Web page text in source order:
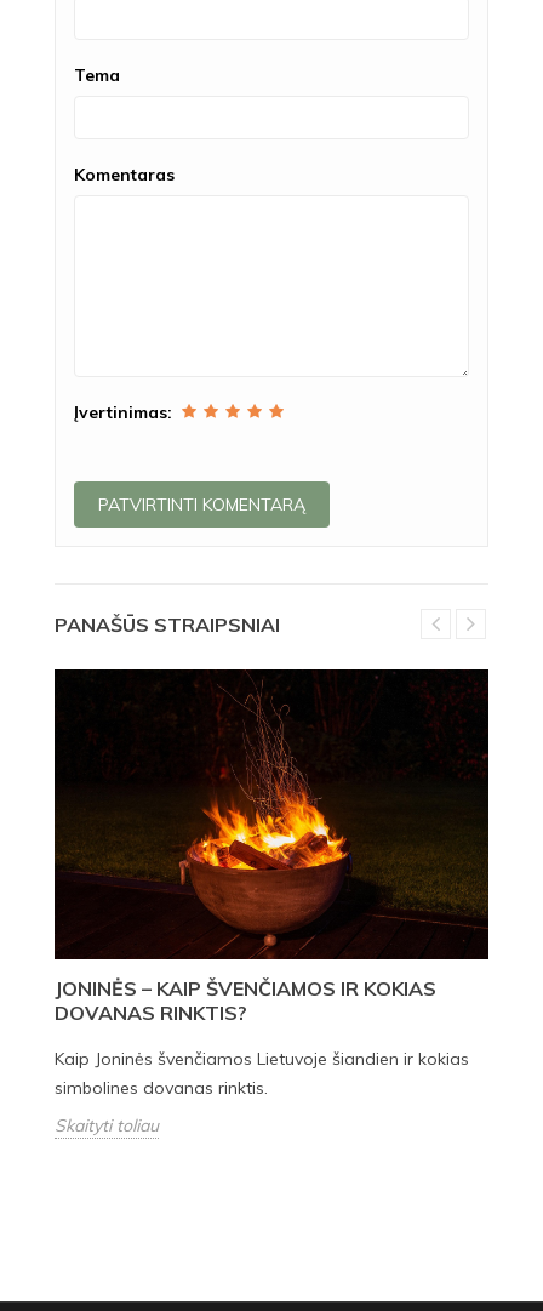
Tema
Komentaras
Įvertinimas:
PANAŠŪS STRAIPSNIAI
JONINĖS – KAIP ŠVENČIAMOS IR KOKIAS
DOVANAS RINKTIS?
Kaip Joninės švenčiamos Lietuvoje šiandien ir kokias
simbolines dovanas rinktis.
Skaityti toliau